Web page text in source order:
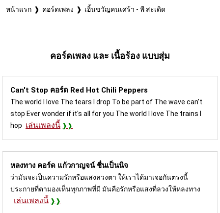
หน้าแรก คอร์ดเพลง เอิ้นขวัญคนเศร้า - พี สะเดิด
คอร์ดเพลง และ เนื้อร้อง แบบสุ่ม
Can't Stop คอร์ด Red Hot Chili Peppers
The world I love The tears I drop To be part of The wave can't
stop Ever wonder if it's all for you The world I love The trains I
hop เล่นเพลงนี้
หลงทาง คอร์ด แก้วกาญจน์ ชื่นเป็นนิจ
ว่ามันจะเป็นความรักหรือแสงลวงตา ให้เราได้มาเจอกันตรงนี้
ประกายที่ตามองเห็นทุกภาพที่มี มันคือรักหรือแสงที่ลวงให้หลงทาง
เล่นเพลงนี้